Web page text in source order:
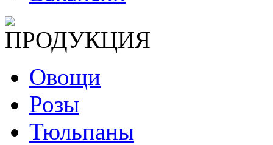
ПРОДУКЦИЯ
Овощи
Розы
Тюльпаны